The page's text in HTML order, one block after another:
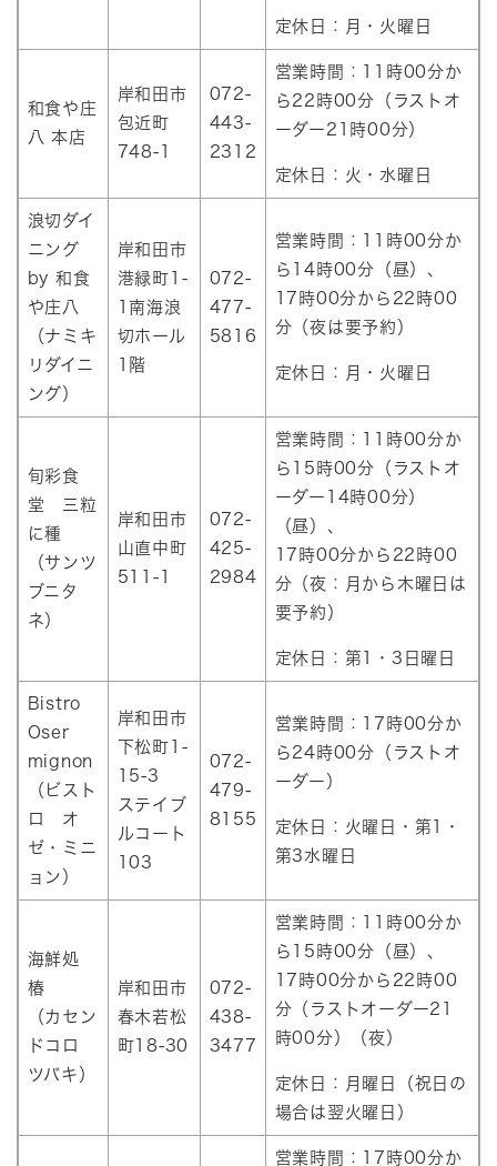
定休日：月・火曜日
和食や庄
八 本店
岸和田市
包近町
748-1
072-
443-
2312
営業時間：11時00分か
ら22時00分（ラストオ
ーダー21時00分）
定休日：火・水曜日
浪切ダイ
ニング
by 和食
や庄八
（ナミキ
リダイニ
ング）
岸和田市
港緑町1-
1南海浪
切ホール
1階
072-
477-
5816
営業時間：11時00分か
ら14時00分（昼）、
17時00分から22時00
分（夜は要予約）
定休日：月・火曜日
旬彩食
堂 三粒
に種
（サンツ
ブニタ
ネ）
岸和田市
山直中町
511-1
072-
425-
2984
営業時間：11時00分か
ら15時00分（ラストオ
ーダー14時00分）
（昼）、
17時00分から22時00
分（夜：月から木曜日は
要予約）
定休日：第1・3日曜日
Bistro
Oser
mignon
（ビスト
ロ オ
ゼ・ミニ
ョン）
岸和田市
下松町1-
15-3
ステイブ
ルコート
103
072-
479-
8155
営業時間：17時00分か
ら24時00分（ラストオ
ーダー）
定休日：火曜日・第1・
第3水曜日
海鮮処
椿
（カセン
ドコロ
ツバキ）
岸和田市
春木若松
町18-30
072-
438-
3477
営業時間：11時00分か
ら15時00分（昼）、
17時00分から22時00
分（ラストオーダー21
時00分）（夜）
定休日：月曜日（祝日の
場合は翌火曜日）
営業時間：17時00分か